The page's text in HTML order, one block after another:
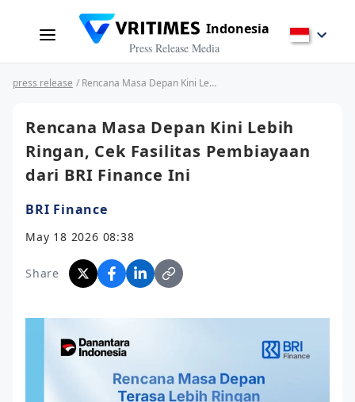
Indonesia
Press Release Media
press release / Rencana Masa Depan Kini Lebih Ringan, Cek Fasilitas Pembiayaan dari BRI Finance Ini
Rencana Masa Depan Kini Lebih
Ringan, Cek Fasilitas Pembiayaan
dari BRI Finance Ini
BRI Finance
May 18 2026 08:38
Share